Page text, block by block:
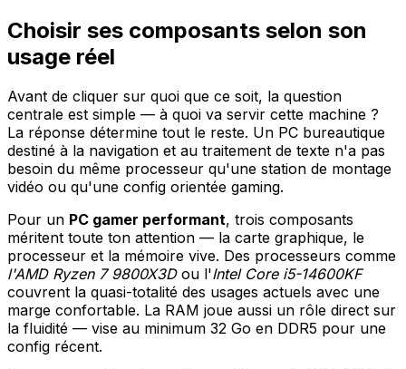
Choisir ses composants selon son
usage réel
Avant de cliquer sur quoi que ce soit, la question
centrale est simple — à quoi va servir cette machine ?
La réponse détermine tout le reste. Un PC bureautique
destiné à la navigation et au traitement de texte n'a pas
besoin du même processeur qu'une station de montage
vidéo ou qu'une config orientée gaming.
Pour un PC gamer performant, trois composants
méritent toute ton attention — la carte graphique, le
processeur et la mémoire vive. Des processeurs comme
l'AMD Ryzen 7 9800X3Dou l'Intel Core i5-14600KF
couvrent la quasi-totalité des usages actuels avec une
marge confortable. La RAM joue aussi un rôle direct sur
la fluidité — vise au minimum 32 Go en DDR5 pour une
config récent.